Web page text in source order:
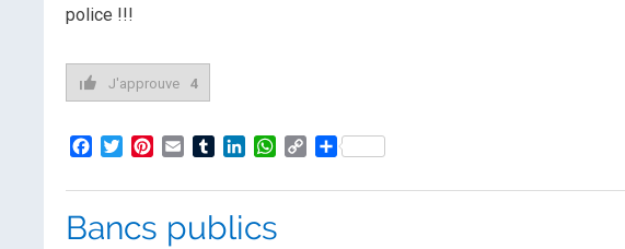
police !!!
J'approuve 4
Facebook
TwitterPinterest
Email TumblrLinkedInWhatsApp
CopyPartager
Bancs publics